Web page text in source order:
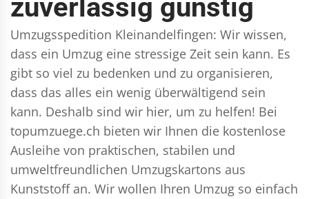
zuverlässig günstig
Umzugsspedition Kleinandelfingen: Wir wissen,
dass ein Umzug eine stressige Zeit sein kann. Es
gibt so viel zu bedenken und zu organisieren,
dass das alles ein wenig überwältigend sein
kann. Deshalb sind wir hier, um zu helfen! Bei
topumzuege.ch bieten wir Ihnen die kostenlose
Ausleihe von praktischen, stabilen und
umweltfreundlichen Umzugskartons aus
Kunststoff an. Wir wollen Ihren Umzug so einfach